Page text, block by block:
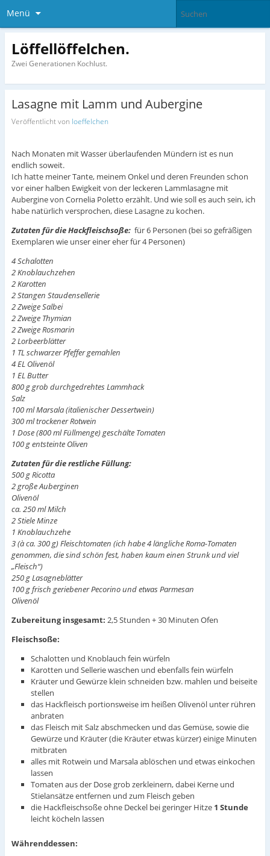
Menü
Löffellöffelchen.
Zwei Generationen Kochlust.
Lasagne mit Lamm und Aubergine
Veröffentlicht von loeffelchen
Nach Monaten mit Wasser überlaufenden Mündern ist es nun
endlich soweit.
Ich hatte meiner Tante, meinem Onkel und deren Freunden schon
vor einer halben Ewigkeit von der leckeren Lammlasagne mit
Aubergine von Cornelia Poletto erzählt. Und wie soll es auch sein, ich
habe natürlich versprochen, diese Lasagne zu kochen.
Zutaten für die Hackfleischsoße:für 6 Personen (bei so gefräßigen
Exemplaren wie unser einer eher für 4 Personen)
4 Schalotten
2 Knoblauchzehen
2 Karotten
2 Stangen Staudensellerie
2 Zweige Salbei
2 Zweige Thymian
2 Zweige Rosmarin
2 Lorbeerblätter
1 TL schwarzer Pfeffer gemahlen
4 EL Olivenöl
1 EL Butter
800 g grob durchgedrehtes Lammhack
Salz
100 ml Marsala (italienischer Dessertwein)
300 ml trockener Rotwein
1 Dose (800 ml Füllmenge) geschälte Tomaten
100 g entsteinte Oliven
Zutaten für die restliche Füllung:
500 g Ricotta
2 große Auberginen
Olivenöl
ca. 250 ml Milch
2 Stiele Minze
1 Knoblauchzehe
3 (à ca. 300 g) Fleischtomaten (ich habe 4 längliche Roma-Tomaten
genommen, die sind schön fest, haben kaum einen Strunk und viel
„Fleisch“)
250 g Lasagneblätter
100 g frisch geriebener Pecorino und etwas Parmesan
Olivenöl
Zubereitung insgesamt: 2,5 Stunden + 30 Minuten Ofen
Fleischsoße:
Schalotten und Knoblauch fein würfeln
Karotten und Sellerie waschen und ebenfalls fein würfeln
Kräuter und Gewürze klein schneiden bzw. mahlen und beiseite
stellen
das Hackfleisch portionsweise im heißen Olivenöl unter rühren
anbraten
das Fleisch mit Salz abschmecken und das Gemüse, sowie die
Gewürze und Kräuter (die Kräuter etwas kürzer) einige Minuten
mitbraten
alles mit Rotwein und Marsala ablöschen und etwas einkochen
lassen
Tomaten aus der Dose grob zerkleinern, dabei Kerne und
Stielansätze entfernen und zum Fleisch geben
die Hackfleischsoße ohne Deckel bei geringer Hitze 1 Stunde
leicht köcheln lassen
Währenddessen: